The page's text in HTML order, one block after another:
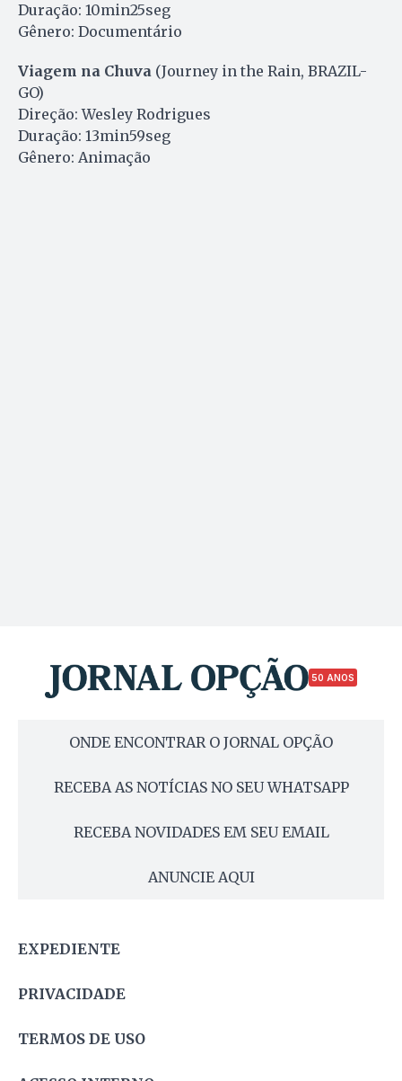
Duração: 10min25seg
Gênero: Documentário
Viagem na Chuva (Journey in the Rain, BRAZIL-
GO)
Direção: Wesley Rodrigues
Duração: 13min59seg
Gênero: Animação
50 ANOS
ONDE ENCONTRAR O JORNAL OPÇÃO
RECEBA AS NOTÍCIAS NO SEU WHATSAPP
RECEBA NOVIDADES EM SEU EMAIL
ANUNCIE AQUI
EXPEDIENTE
PRIVACIDADE
TERMOS DE USO